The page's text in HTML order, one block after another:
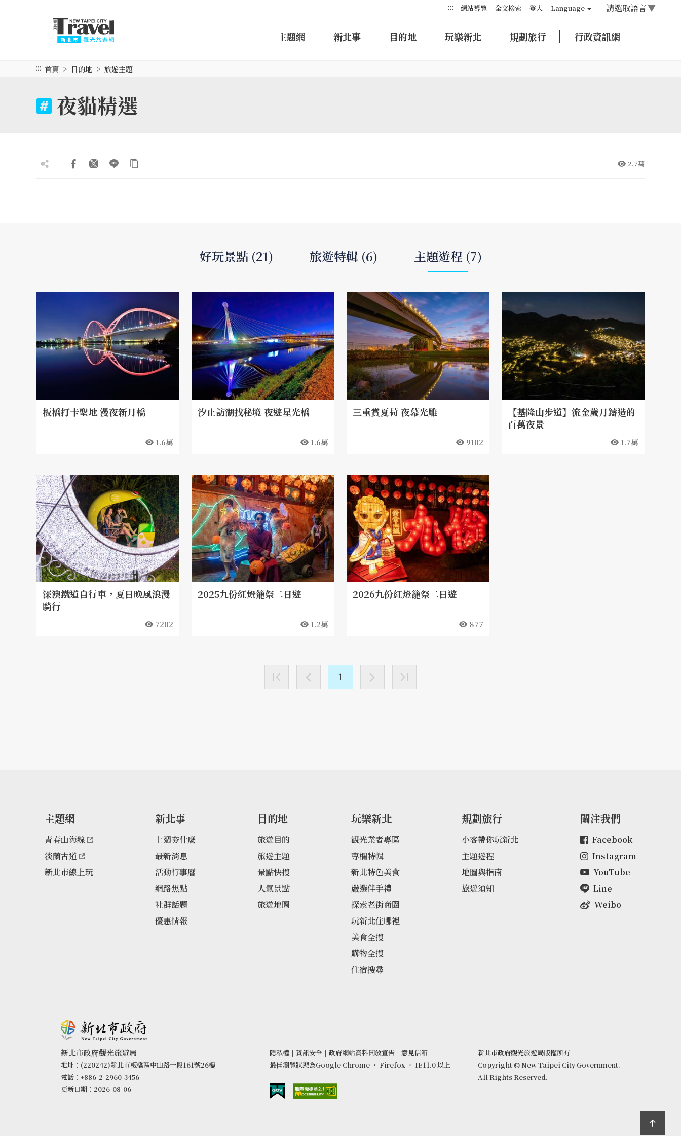
::: 網站導覽 全文檢索 登入 Language 請選取語言▼
主題網 新北事 目的地 玩樂新北 規劃旅行 行政資訊網
::: 首頁 目的地 旅遊主題
夜貓精選
2.7萬
好玩景點 (21) 旅遊特輯 (6) 主題遊程 (7)
板橋打卡聖地 漫夜新月橋
1.6萬
汐止訪湖找秘境 夜遊星光橋
1.6萬
三重賞夏荷 夜幕光雕
9102
【基隆山步道】流金歲月鑄造的
百萬夜景
1.7萬
深澳鐵道自行車，夏日晚風浪漫
騎行
7202
2025九份紅燈籠祭二日遊
1.2萬
2026九份紅燈籠祭二日遊
877
1
主題網
青春山海線
淡蘭古道
新北市線上玩
新北事
上週夯什麼
最新消息
活動行事曆
網路焦點
社群話題
優惠情報
目的地
旅遊目的
旅遊主題
景點快搜
人氣景點
旅遊地圖
玩樂新北
觀光業者專區
專欄特輯
新北特色美食
嚴選伴手禮
探索老街商圈
玩新北住哪裡
美食全搜
購物全搜
住宿搜尋
規劃旅行
小客帶你玩新北
主題遊程
地圖與指南
旅遊須知
關注我們
Facebook
Instagram
YouTube
Line
Weibo
新北市政府觀光旅遊局
地址：(220242)新北市板橋區中山路一段161號26樓
電話：+886-2-2960-3456
更新日期：2026-08-06
隱私權 | 資訊安全 | 政府網站資料開放宣告 | 意見信箱
最佳瀏覽狀態為Google Chrome ‧ Firefox ‧ IE11.0 以上
新北市政府觀光旅遊局版權所有
Copyright © New Taipei City Government.
All Rights Reserved.